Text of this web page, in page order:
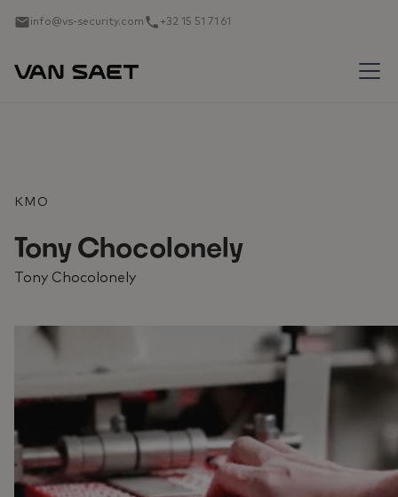
info@vs-security.com +32 15 51 71 61
KMO
Tony Chocolonely
Tony Chocolonely